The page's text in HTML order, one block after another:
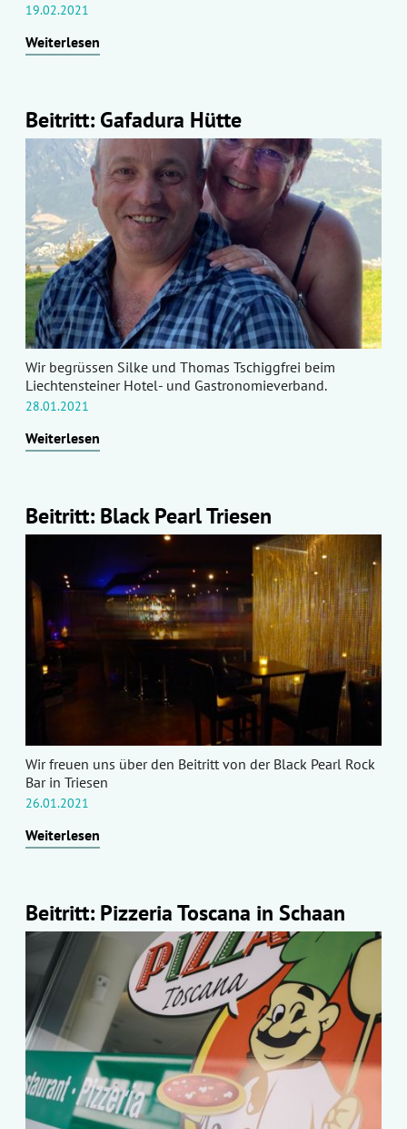
19.02.2021
Weiterlesen
Beitritt: Gafadura Hütte
Wir begrüssen Silke und Thomas Tschiggfrei beim
Liechtensteiner Hotel- und Gastronomieverband.
28.01.2021
Weiterlesen
Beitritt: Black Pearl Triesen
Wir freuen uns über den Beitritt von der Black Pearl Rock
Bar in Triesen
26.01.2021
Weiterlesen
Beitritt: Pizzeria Toscana in Schaan